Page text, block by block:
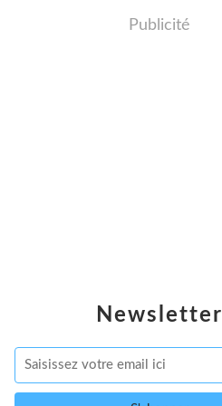
Newsletter
Publicité